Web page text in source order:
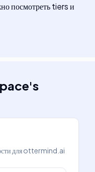
посмотреть tiers и
's
дляottermind.ai